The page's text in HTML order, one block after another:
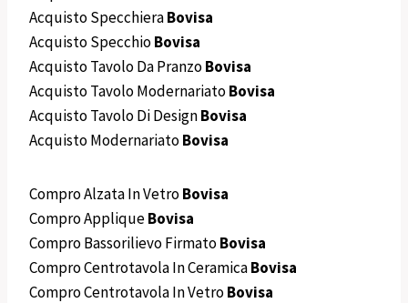
Acquisto SpecchieraBovisa
Acquisto SpecchioBovisa
Acquisto Tavolo Da PranzoBovisa
Acquisto Tavolo ModernariatoBovisa
Acquisto Tavolo Di DesignBovisa
Acquisto ModernariatoBovisa
Compro Alzata In VetroBovisa
Compro AppliqueBovisa
Compro Bassorilievo FirmatoBovisa
Compro Centrotavola In CeramicaBovisa
Compro Centrotavola In VetroBovisa